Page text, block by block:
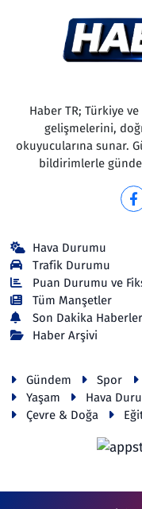
Haber TR; Türkiye
gelişmelerini,
okuyucularına sunar.
bildirimlerle
Hava Durumu
Trafik Durumu
Puan Durumu ve
Tüm Manşetler
Son Dakika
Haber Arşivi
Gündem Spor
Yaşam
Hava
Çevre & Doğa